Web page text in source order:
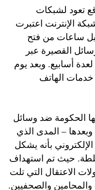
تعود لشبكات
الإنترنت اعتبرت
ساعات من فتح
القصيرة عبر
أسابيع. وبعد يوم
خدمات الهاتف
الحكومة ضد وسائل
وبعدها – المدى الذي
بأنه يشكل
حيث تم استهداف
الاعتقال التي تلت
والمحامين والصحفيين.